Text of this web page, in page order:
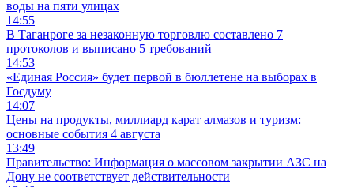
воды на пяти улицах
14:55
В Таганроге за незаконную торговлю составлено 7
протоколов и выписано 5 требований
14:53
«Единая Россия» будет первой в бюллетене на выборах в
Госдуму
14:07
Цены на продукты, миллиард карат алмазов и туризм:
основные события 4 августа
13:49
Правительство: Информация о массовом закрытии АЗС на
Дону не соответствует действительности